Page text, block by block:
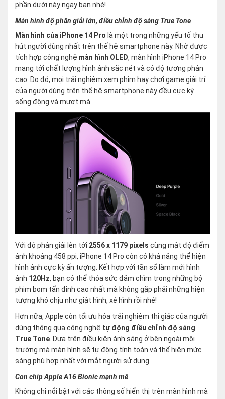
phần dưới này ngay bạn nhé!
Màn hình độ phân giải lớn, điều chỉnh độ sáng True Tone
Màn hình của iPhone 14 Pro là một trong những yếu tố thu
hút người dùng nhất trên thế hệ smartphone này. Nhờ được
tích hợp công nghệ màn hình OLED, màn hình iPhone 14 Pro
mang tới chất lượng hình ảnh sắc nét và có độ tương phản
cao. Do đó, mọi trải nghiệm xem phim hay chơi game giải trí
của người dùng trên thế hệ smartphone này đều cực kỳ
sống động và mượt mà.
Với độ phân giải lên tới 2556 x 1179 pixels cùng mật độ điểm
ảnh khoảng 458 ppi, iPhone 14 Pro còn có khả năng thể hiện
hình ảnh cực kỳ ấn tượng. Kết hợp với tần số làm mới hình
ảnh 120Hz, bạn có thể thỏa sức đắm chìm trong những bộ
phim bom tấn đỉnh cao nhất mà không gặp phải những hiện
tượng khó chịu như giật hình, xé hình rồi nhé!
Hơn nữa, Apple còn tối ưu hóa trải nghiệm thị giác của người
dùng thông qua công nghệ tự động điều chỉnh độ sáng
True Tone . Dựa trên điều kiện ánh sáng ở bên ngoài môi
trường mà màn hình sẽ tự động tính toán và thể hiện mức
sáng phù hợp nhất với mắt người sử dụng.
Con chip Apple A16 Bionic mạnh mẽ
Không chỉ nổi bật với các thông số hiển thị trên màn hình mà